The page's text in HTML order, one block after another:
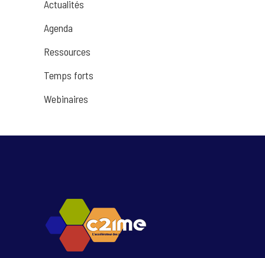
Actualités
Agenda
Ressources
Temps forts
Webinaires